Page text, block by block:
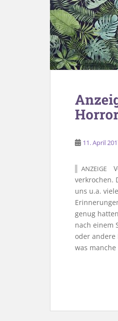
11. April
ANZEIGE
verkrochen.
uns u.a.
genug
nach einem
oder andere
was